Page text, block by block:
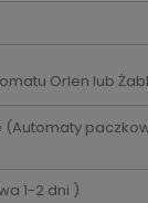
Orlen lub
(Automaty
1-2 dni )